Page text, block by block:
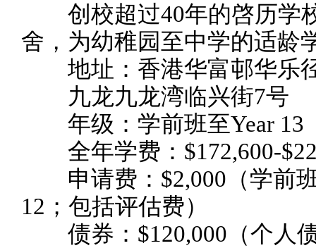
创校超过40年的啓历学
舍，为幼稚园至中学的适龄
地址：香港华富邨华乐
九龙九龙湾临兴街7号
年级：学前班至Year 13
全年学费：$172,600-
申请费：$2,000（学前班-
12；包括评估费）
债券：$120,000（个人债